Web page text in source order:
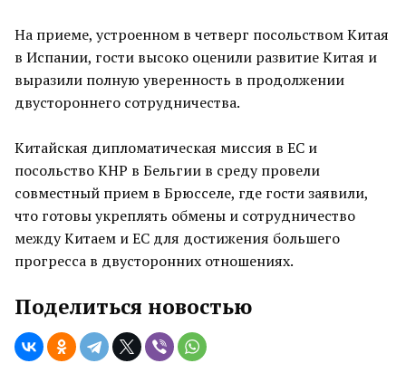
На приеме, устроенном в четверг посольством Китая
в Испании, гости высоко оценили развитие Китая и
выразили полную уверенность в продолжении
двустороннего сотрудничества.
Китайская дипломатическая миссия в ЕС и
посольство КНР в Бельгии в среду провели
совместный прием в Брюсселе, где гости заявили,
что готовы укреплять обмены и сотрудничество
между Китаем и ЕС для достижения большего
прогресса в двусторонних отношениях.
Поделиться новостью